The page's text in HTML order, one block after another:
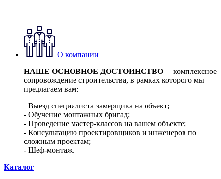
О компании
НАШЕ ОСНОВНОЕ ДОСТОИНСТВО – комплексное
сопровождение строительства, в рамках которого мы
предлагаем вам:
- Выезд специалиста-замерщика на объект;
- Обучение монтажных бригад;
- Проведение мастер-классов на вашем объекте;
- Консультацию проектировщиков и инженеров по
сложным проектам;
- Шеф-монтаж.
Каталог